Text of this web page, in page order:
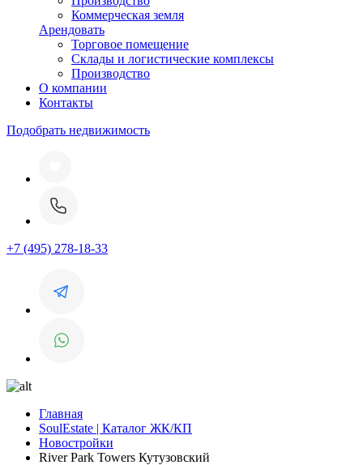
Коммерческая земля
Арендовать
Торговое помещение
Склады и логистические комплексы
Производство
О компании
Контакты
Подобрать недвижимость
+7 (495) 278-18-33
Главная
SoulEstate | Каталог ЖК/КП
Новостройки
River Park Towers Кутузовский